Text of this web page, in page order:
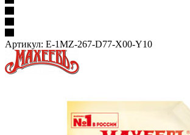
Артикул: E-1MZ-267-D77-X00-Y10